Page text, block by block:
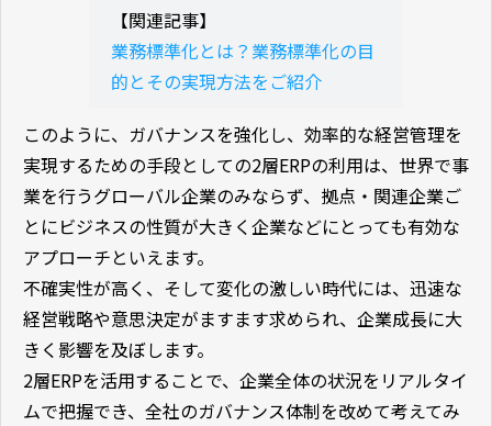
【関連記事】
業務標準化とは？業務標準化の目
的とその実現方法をご紹介
このように、ガバナンスを強化し、効率的な経営管理を
実現するための手段としての2層ERPの利用は、世界で事
業を行うグローバル企業のみならず、拠点・関連企業ご
とにビジネスの性質が大きく企業などにとっても有効な
アプローチといえます。
不確実性が高く、そして変化の激しい時代には、迅速な
経営戦略や意思決定がますます求められ、企業成長に大
きく影響を及ぼします。
2層ERPを活用することで、企業全体の状況をリアルタイ
ムで把握でき、全社のガバナンス体制を改めて考えてみ